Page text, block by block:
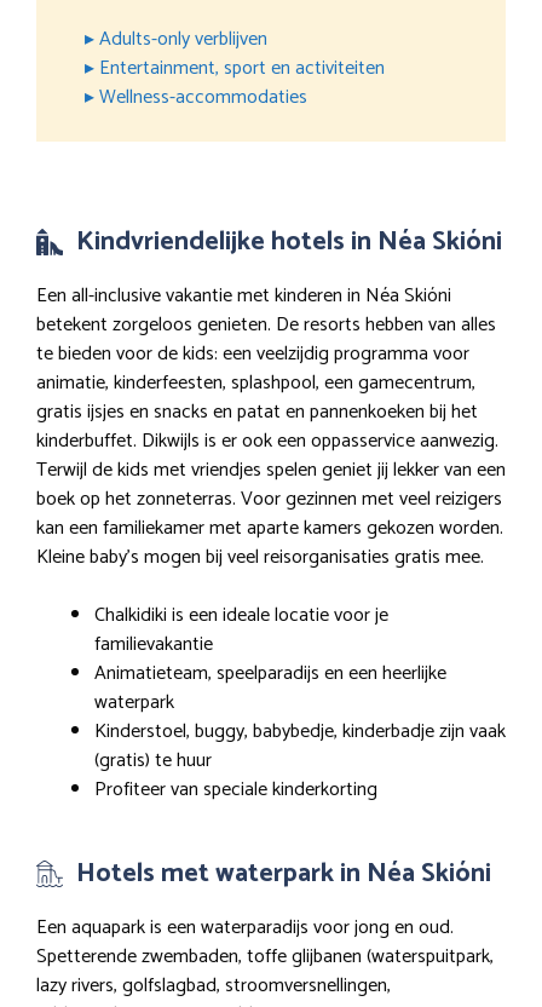
▸ Adults-only verblijven
▸ Entertainment, sport en activiteiten
▸ Wellness-accommodaties
Kindvriendelijke hotels in Néa Skióni
Een all-inclusive vakantie met kinderen in Néa Skióni
betekent zorgeloos genieten. De resorts hebben van alles
te bieden voor de kids: een veelzijdig programma voor
animatie, kinderfeesten, splashpool, een gamecentrum,
gratis ijsjes en snacks en patat en pannenkoeken bij het
kinderbuffet. Dikwijls is er ook een oppasservice aanwezig.
Terwijl de kids met vriendjes spelen geniet jij lekker van een
boek op het zonneterras. Voor gezinnen met veel reizigers
kan een familiekamer met aparte kamers gekozen worden.
Kleine baby’s mogen bij veel reisorganisaties gratis mee.
Chalkidiki is een ideale locatie voor je
familievakantie
Animatieteam, speelparadijs en een heerlijke
waterpark
Kinderstoel, buggy, babybedje, kinderbadje zijn vaak
(gratis) te huur
Profiteer van speciale kinderkorting
Hotels met waterpark in Néa Skióni
Een aquapark is een waterparadijs voor jong en oud.
Spetterende zwembaden, toffe glijbanen (waterspuitpark,
lazy rivers, golfslagbad, stroomversnellingen,